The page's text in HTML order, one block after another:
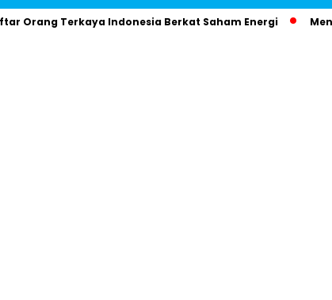
Terkaya Indonesia Berkat Saham Energi Menteri